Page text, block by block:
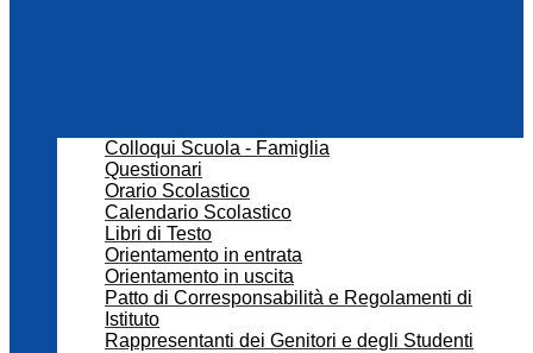
Colloqui Scuola - Famiglia
Questionari
Orario Scolastico
Calendario Scolastico
Libri di Testo
Orientamento in entrata
Orientamento in uscita
Patto di Corresponsabilità e Regolamenti di
Istituto
Rappresentanti dei Genitori e degli Studenti